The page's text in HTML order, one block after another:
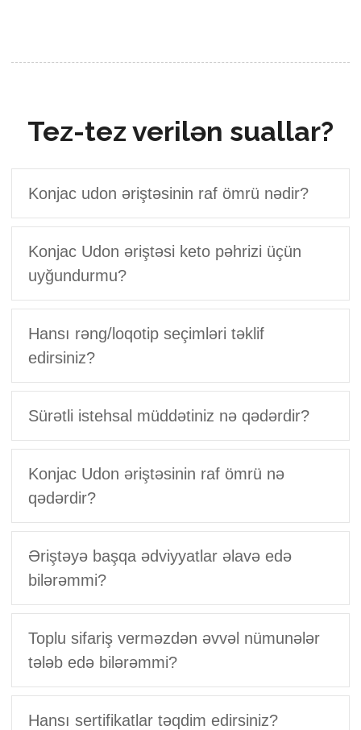
Tez-tez verilən suallar?
Konjac udon əriştəsinin raf ömrü nədir?
Konjac Udon əriştəsi keto pəhrizi üçün
uyğundurmu?
Hansı rəng/loqotip seçimləri təklif
edirsiniz?
Sürətli istehsal müddətiniz nə qədərdir?
Konjac Udon əriştəsinin raf ömrü nə
qədərdir?
Əriştəyə başqa ədviyyatlar əlavə edə
bilərəmmi?
Toplu sifariş verməzdən əvvəl nümunələr
tələb edə bilərəmmi?
Hansı sertifikatlar təqdim edirsiniz?